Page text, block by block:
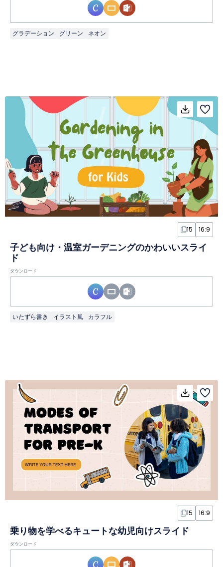
グラデーション グリーン ネオン
15 16:9
子ども向け・温室ガーデニングのかわいいスライ
ド
ダウンロード
いたずら書き イラスト風 カラフル
15 16:9
乗り物を学べるキュートな幼児向けスライド
ダウンロード